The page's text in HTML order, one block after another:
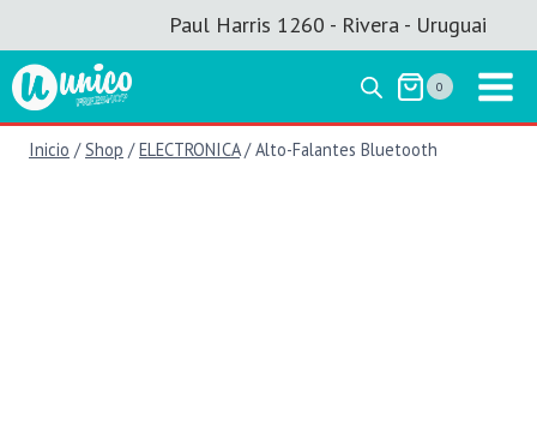
al
contenido
Paul Harris 1260 - Rivera - Uruguai
0
Inicio / Shop / ELECTRONICA / Alto-Falantes Bluetooth